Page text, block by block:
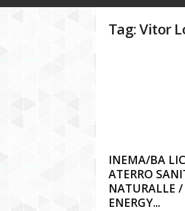
o
Tag: Vitor
INEMA/BA
ATERRO
NATURALLE /
ENERGY...